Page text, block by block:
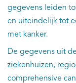
Dure
gegevens leiden
en uiteindelijk tot
met kanker.
De gegevens uit
ziekenhuizen,
comprehensive